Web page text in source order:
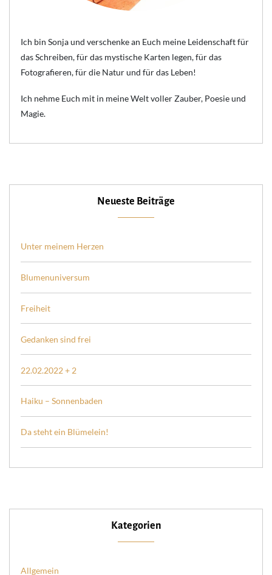
Ich bin Sonja und verschenke an Euch meine Leidenschaft für
das Schreiben, für das mystische Karten legen, für das
Fotografieren, für die Natur und für das Leben!
Ich nehme Euch mit in meine Welt voller Zauber, Poesie und
Magie.
Neueste Beiträge
Unter meinem Herzen
Blumenuniversum
Freiheit
Gedanken sind frei
22.02.2022 + 2
Haiku – Sonnenbaden
Da steht ein Blümelein!
Kategorien
Allgemein